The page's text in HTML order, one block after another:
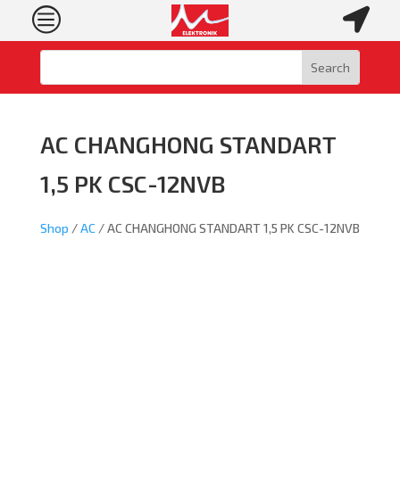
c 
AC CHANGHONG STANDART
1,5 PK CSC-12NVB
Shop /AC / AC CHANGHONG STANDART 1,5 PK CSC-12NVB